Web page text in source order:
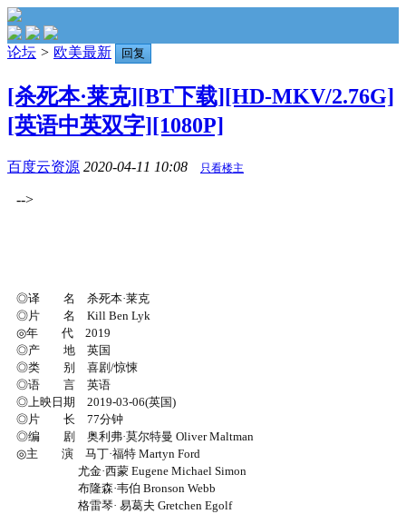
论坛 > 欧美最新 回复
[杀死本·莱克][BT下载][HD-MKV/2.76G]
[英语中英双字][1080P]
百度云资源 2020-04-11 10:08 只看楼主
-->
◎译 名 杀死本·莱克
◎片 名 Kill Ben Lyk
◎年 代 2019
◎产 地 英国
◎类 别 喜剧/惊悚
◎语 言 英语
◎上映日期 2019-03-06(英国)
◎片 长 77分钟
◎编 剧 奥利弗·莫尔特曼 Oliver Maltman
◎主 演 马丁·福特 Martyn Ford
尤金·西蒙 Eugene Michael Simon
布隆森·韦伯 Bronson Webb
格雷琴· 易葛夫 Gretchen Egolf